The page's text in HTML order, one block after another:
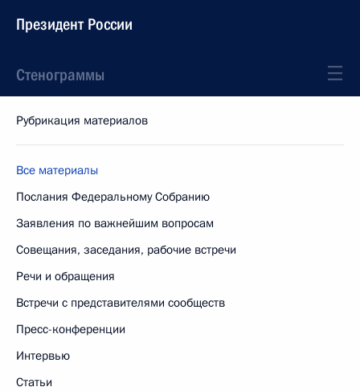
Президент России
Стенограммы
Рубрикация материалов
Все материалы
Послания Федеральному Собранию
Заявления по важнейшим вопросам
Совещания, заседания, рабочие встречи
Речи и обращения
Встречи с представителями сообществ
Пресс-конференции
Интервью
Статьи